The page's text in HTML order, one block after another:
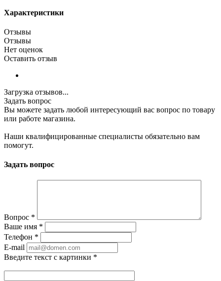
Характеристики
Отзывы
Отзывы
Нет оценок
Оставить отзыв
Загрузка отзывов...
Задать вопрос
Вы можете задать любой интересующий вас вопрос по товару
или работе магазина.
Наши квалифицированные специалисты обязательно вам
помогут.
Задать вопрос
Вопрос *
Ваше имя *
Телефон *
E-mail
Введите текст с картинки *